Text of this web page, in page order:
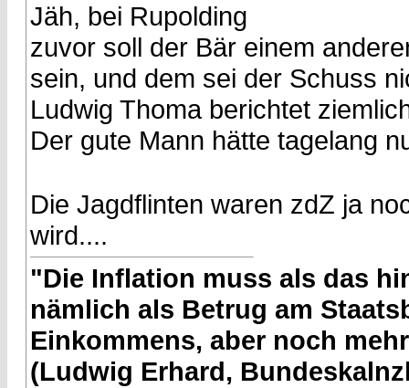
Jäh, bei Rupolding
zuvor soll der Bär einem
sein, und dem sei der Schuss
Ludwig Thoma berichtet
Der gute Mann hätte tagelang
Die Jagdflinten waren zdZ ja
wird....
"Die Inflation muss als das
nämlich als Betrug am
Einkommens, aber noch
(Ludwig Erhard,